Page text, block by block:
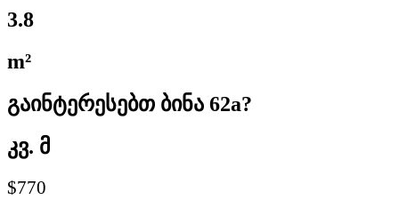
3.8
m²
გაინტერესებთ ბინა 62a?
კვ. მ
$770